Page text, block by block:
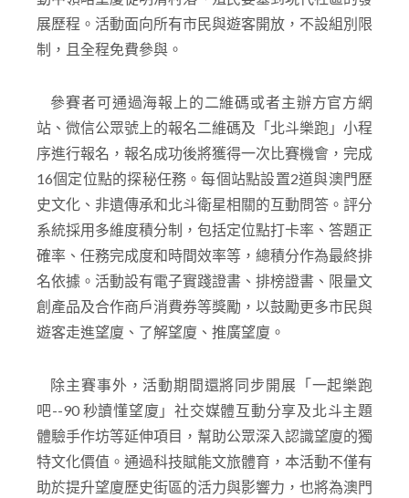
展歷程。活動面向所有市民與遊客開放，不設組別限
制，且全程免費參與。
參賽者可通過海報上的二維碼或者主辦方官方網
站、微信公眾號上的報名二維碼及「北斗樂跑」小程
序進行報名，報名成功後將獲得一次比賽機會，完成
16個定位點的探秘任務。每個站點設置2道與澳門歷
史文化、非遺傳承和北斗衛星相關的互動問答。評分
系統採用多維度積分制，包括定位點打卡率、答題正
確率、任務完成度和時間效率等，總積分作為最終排
名依據。活動設有電子實踐證書、排榜證書、限量文
創產品及合作商戶消費券等獎勵，以鼓勵更多市民與
遊客走進望廈、了解望廈、推廣望廈。
除主賽事外，活動期間還將同步開展「一起樂跑
吧--90 秒讀懂望廈」社交媒體互動分享及北斗主題
體驗手作坊等延伸項目，幫助公眾深入認識望廈的獨
特文化價值。通過科技賦能文旅體育，本活動不僅有
助於提升望廈歷史街區的活力與影響力，也將為澳門